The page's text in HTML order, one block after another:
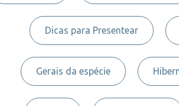
Dicas para Presentear
Gerais da espécie